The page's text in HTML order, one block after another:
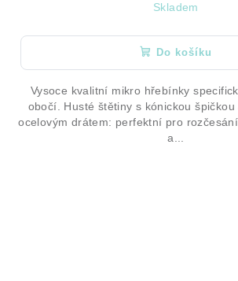
Skladem
Do košíku
Vysoce kvalitní mikro hřebínky
obočí. Husté štětiny s kónickou
ocelovým drátem: perfektní pro
a...